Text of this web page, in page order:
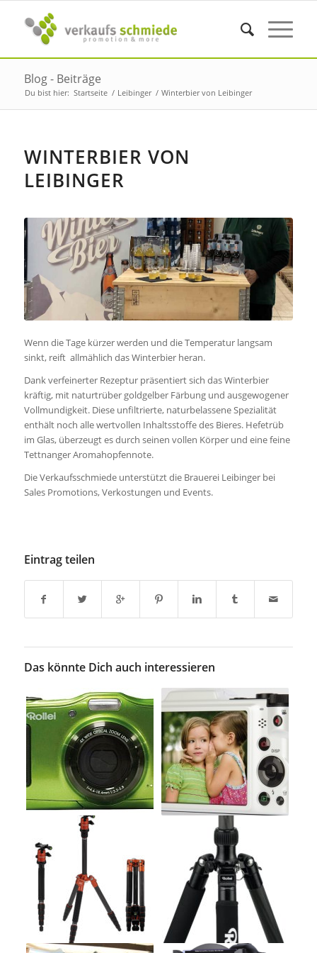
Blog - Beiträge
Du bist hier: Startseite / Leibinger / Winterbier von Leibinger
WINTERBIER VON
LEIBINGER
Wenn die Tage kürzer werden und die Temperatur langsam
sinkt, reift allmählich das Winterbier heran.
Dank verfeinerter Rezeptur präsentiert sich das Winterbier
kräftig, mit naturtrüber goldgelber Färbung und ausgewogener
Vollmundigkeit. Diese unfiltrierte, naturbelassene Spezialität
enthält noch alle wertvollen Inhaltsstoffe des Bieres. Hefetrüb
im Glas, überzeugt es durch seinen vollen Körper und eine feine
Tettnanger Aromahopfennote.
Die Verkaufsschmiede unterstützt die Brauerei Leibinger bei
Sales Promotions, Verkostungen und Events.
Eintrag teilen
Das könnte Dich auch interessieren